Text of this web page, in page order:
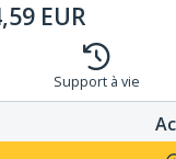
EUR
Support à vie